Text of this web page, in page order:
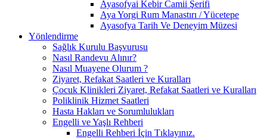
Ayasofyai Kebir Camii Şerifi
Aya Yorgi Rum Manastırı / Yücetepe
Ayasofya Tarih Ve Deneyim Müzesi
Yönlendirme
Sağlık Kurulu Başvurusu
Nasıl Randevu Alınır?
Nasıl Muayene Olurum ?
Ziyaret, Refakat Saatleri ve Kuralları
Çocuk Klinikleri Ziyaret, Refakat Saatleri ve Kuralları
Poliklinik Hizmet Saatleri
Hasta Hakları ve Sorumlulukları
Engelli ve Yaşlı Rehberi
Engelli Rehberi İçin Tıklayınız.